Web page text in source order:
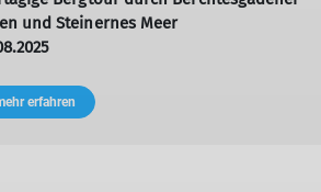
und Steinernes Meer
erfahren